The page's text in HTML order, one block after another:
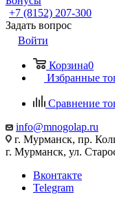
+7 (8152) 207-300
Задать вопрос
Войти
Корзина0
Избранные
Сравнение
info@mnogolap.ru
г. Мурманск, пр.
г. Мурманск, ул.
Вконтакте
Telegram